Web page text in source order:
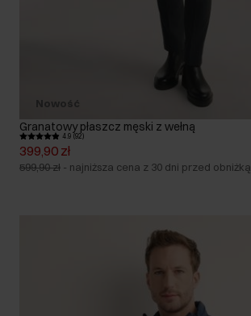
Granatowy płaszcz męski z wełną
4.9 (92)
399,90 zł
599,90 zł - najniższa cena z 30 dni przed obniżką